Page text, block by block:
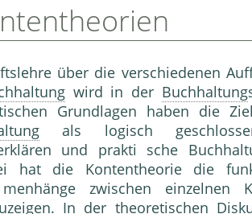
über die verschiedenen
wird in der Buchhaltung
Grundlagen haben die
als logisch
und prakti sche
hat die Kontentheorie die
zwischen einzelnen
In der theoretischen